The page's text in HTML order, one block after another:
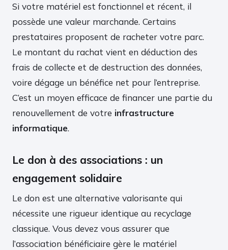
Si votre matériel est fonctionnel et récent, il
possède une valeur marchande. Certains
prestataires proposent de racheter votre parc.
Le montant du rachat vient en déduction des
frais de collecte et de destruction des données,
voire dégage un bénéfice net pour l’entreprise.
C’est un moyen efficace de financer une partie du
renouvellement de votre infrastructure
informatique.
Le don à des associations : un
engagement solidaire
Le don est une alternative valorisante qui
nécessite une rigueur identique au recyclage
classique. Vous devez vous assurer que
l’association bénéficiaire gère le matériel